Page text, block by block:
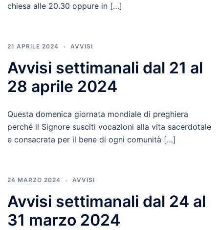
chiesa alle 20.30 oppure in […]
21 APRILE 2024 AVVISI
Avvisi settimanali dal 21 al
28 aprile 2024
Questa domenica giornata mondiale di preghiera
perché il Signore susciti vocazioni alla vita sacerdotale
e consacrata per il bene di ogni comunità […]
24 MARZO 2024 AVVISI
Avvisi settimanali dal 24 al
31 marzo 2024